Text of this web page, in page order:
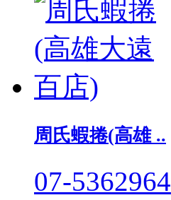
周氏蝦捲(高雄 ..
07-5362964